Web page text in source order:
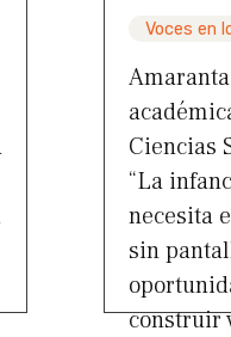
Voces en
Ciencias
“La
necesita
sin
construir